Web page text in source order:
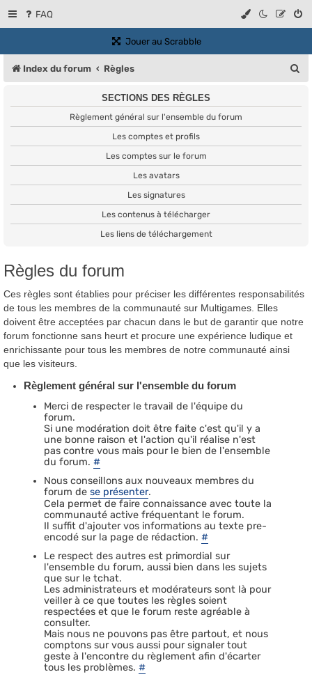
FAQ
Jouer au Scrabble(Ouvre un nouvel onglet)
Index du forum Règles
c
h
e
r
SECTIONS DES RÈGLES
Règlement général sur l'ensemble du forum
Les comptes et profils
Les comptes sur le forum
Les avatars
Les signatures
Les contenus à télécharger
Les liens de téléchargement
Règles du forum
Ces règles sont établies pour préciser les différentes responsabilités
de tous les membres de la communauté sur Multigames. Elles
doivent être acceptées par chacun dans le but de garantir que notre
forum fonctionne sans heurt et procure une expérience ludique et
enrichissante pour tous les membres de notre communauté ainsi
que les visiteurs.
Règlement général sur l'ensemble du forum
Merci de respecter le travail de l'équipe du
forum.
Si une modération doit être faite c'est qu'il y a
une bonne raison et l'action qu'il réalise n'est
pas contre vous mais pour le bien de l'ensemble
du forum. #
Nous conseillons aux nouveaux membres du
forum de se présenter.
Cela permet de faire connaissance avec toute la
communauté active fréquentant le forum.
Il suffit d'ajouter vos informations au texte pre-
encodé sur la page de rédaction. #
Le respect des autres est primordial sur
l'ensemble du forum, aussi bien dans les sujets
que sur le tchat.
Les administrateurs et modérateurs sont là pour
veiller à ce que toutes les règles soient
respectées et que le forum reste agréable à
consulter.
Mais nous ne pouvons pas être partout, et nous
comptons sur vous aussi pour signaler tout
geste à l'encontre du règlement afin d'écarter
tous les problèmes. #